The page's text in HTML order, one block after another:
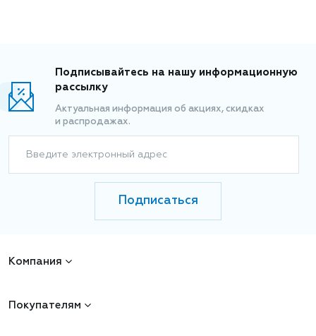
Подписывайтесь на нашу информационную
рассылку
Актуальная информация об акциях, скидках
и распродажах.
Введите электронный адрес
Подписаться
Компания
Покупателям